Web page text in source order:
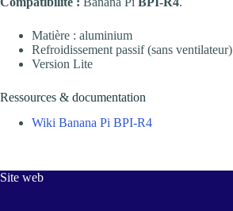
Matière : aluminium
Refroidissement passif (sans ventilateur)
Version Lite
Ressources & documentation
Wiki Banana Pi BPI-R4
Site web